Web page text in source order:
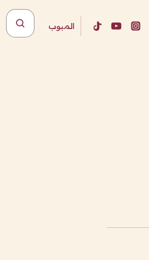
المبوب